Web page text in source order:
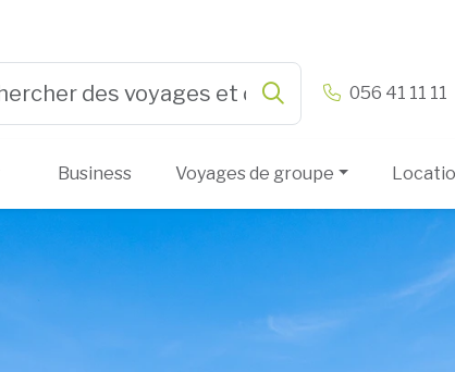
Vandamme 056 41 11 11
Business Voyages de groupe